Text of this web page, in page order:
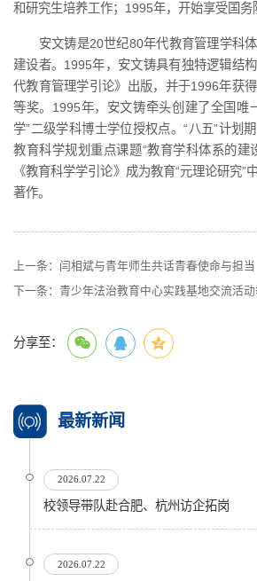
和研究生培养工作；1995年，开始享受国务
安文铸是20世纪80年代教育管理学科
建设者。1995年， 安文铸具有独特逻辑结
代教育管理学引论》出版，并于1996年获
等奖。1995年， 安文铸牵头创建了全国唯
学”二级学科博士学位授权点。“八五”计划期
教育科学规划重点课题“教育学科体系的建
《教育科学学引论》成为教育“元理论研究”
著作。
上一条： 闫相斌与青年师生共话青春使命与担当
下一条： 青少年法治教育中心实践基地交流活
分享至：
最新新闻
2026.07.22
校领导带队赴合肥、杭州访企拓岗
2026.07.22